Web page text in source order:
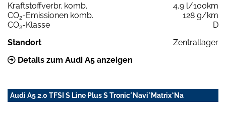
Kraftstoffverbr. komb.
4,9 l/100km
CO2-Emissionen komb.
128 g/km
CO2-Klasse
D
Standort
Zentrallager
Details zum Audi A5 anzeigen
Audi A5 2.0 TFSI S Line Plus S Tronic*Navi*Matrix*Na